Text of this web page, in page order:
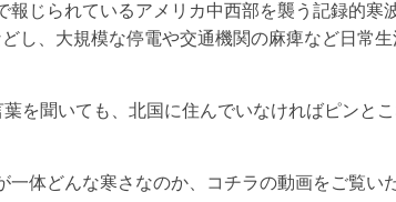
報じられているアメリカ中西部を襲う記録的
し、大規模な停電や交通機関の麻痺など日常生
葉を聞いても、北国に住んでいなければピンと
一体どんな寒さなのか、コチラの動画をご覧い